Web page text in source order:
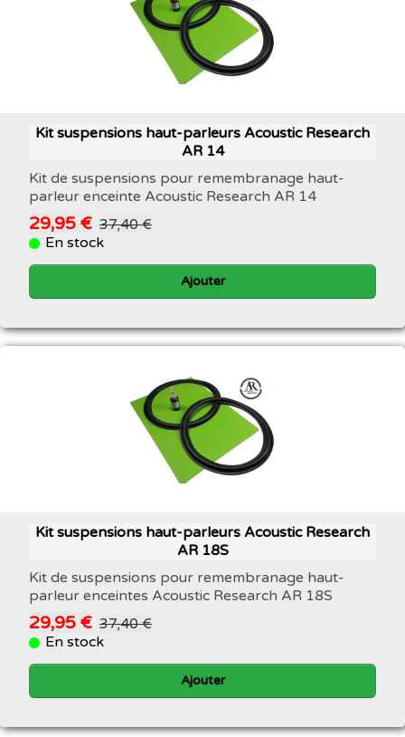
Kit suspensions haut-parleurs Acoustic Research
AR 14
Kit de suspensions pour remembranage haut-
parleur enceinte Acoustic Research AR 14
29,95 € 37,40 €
En stock
Ajouter
Kit suspensions haut-parleurs Acoustic Research
AR 18S
Kit de suspensions pour remembranage haut-
parleur enceintes Acoustic Research AR 18S
29,95 € 37,40 €
En stock
Ajouter